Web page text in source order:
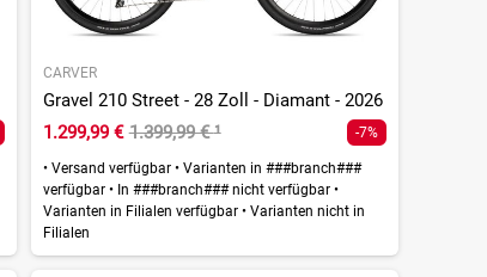
CARVER
Gravel 210 Street - 28 Zoll - Diamant - 2026
1.299,99 € 1.399,99 €¹ -7%
•Versand verfügbar •Varianten in ###branch###
verfügbar •In ###branch### nicht verfügbar •
Varianten in Filialen verfügbar •Varianten nicht in
Filialen